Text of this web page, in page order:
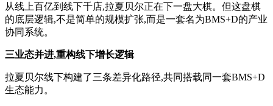
从线上百亿到线下千店,拉夏贝尔正在下一盘大棋。但这盘棋
的底层逻辑,不是简单的规模扩张,而是一套名为BMS+D的产业
协同系统。
三业态并进,重构线下增长逻辑
拉夏贝尔线下构建了三条差异化路径,共同搭载同一套BMS+D
生态能力。